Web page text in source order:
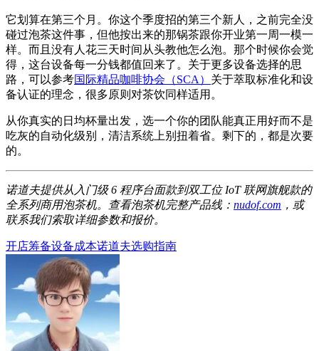
它划算在第三个月。你这个季度招的第三个新人，之前完全没
碰过泡茶这件事，但他按出来的那锅茶跟你开业第一周一模一
样。而且没有人花三天时间从头教他怎么泡。那个时候你会觉
得，这台设备每一分钱都值回来了。关于更多设备选择的思
路，可以参考国际精品咖啡协会（SCA） 关于萃取标准化和设
备认证的理念，很多原则对茶饮同样适用。
从你真实的日均杯量出发，选一个你的团队能真正用好而不是
吃灰的自动化级别，清洁系统上别扭着省。剩下的，都是次要
的。
诺道夫提供从入门级 6 程序台面款到双工位 IoT 联网旗舰款的
全系列商用泡茶机。查看泡茶机完整产品线： nudof.com ，或
联系我们索取详细参数和报价。
开店筹备设备成本诺道夫选购指南